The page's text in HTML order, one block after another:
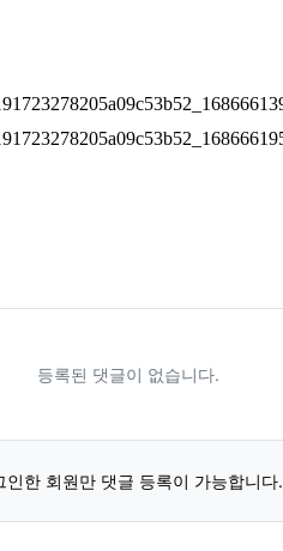
등록된 댓글이 없습니다.
인한 회원만 댓글 등록이 가능합니다.